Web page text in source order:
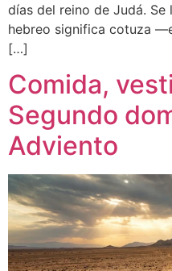
días del reino de Judá. Se
hebreo significa cotuza
[…]
Comida,
Segundo
Adviento